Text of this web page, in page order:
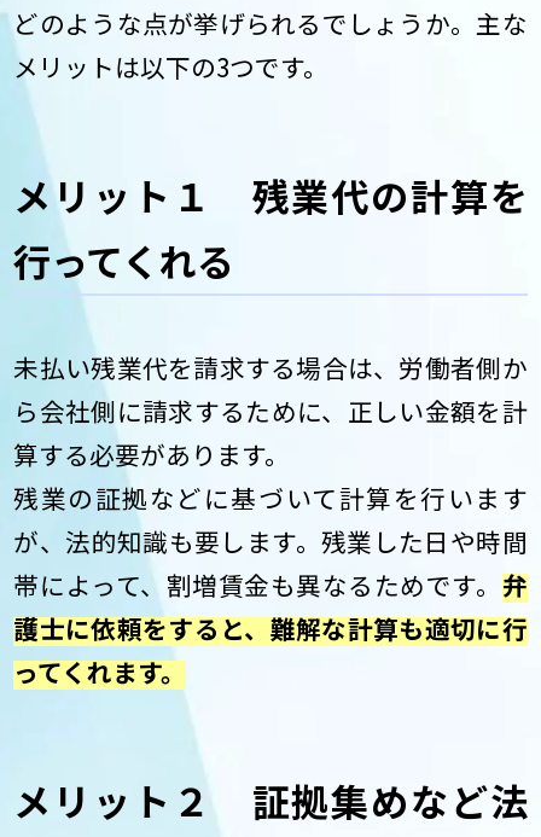
どのような点が挙げられるでしょうか。主な
メリットは以下の3つです。
メリット１ 残業代の計算を
行ってくれる
未払い残業代を請求する場合は、労働者側か
ら会社側に請求するために、正しい金額を計
算する必要があります。
残業の証拠などに基づいて計算を行います
が、法的知識も要します。残業した日や時間
帯によって、割増賃金も異なるためです。 弁
護士に依頼をすると、難解な計算も適切に行
ってくれます。
メリット２ 証拠集めなど法